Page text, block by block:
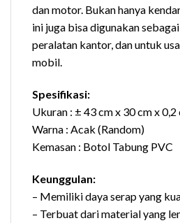
dan motor. Bukan hanya
ini juga bisa digunakan
peralatan kantor, dan untuk
mobil.
Spesifikasi:
Ukuran : ± 43 cm x 30 cm x 0,2
Warna : Acak (Random)
Kemasan : Botol Tabung PVC
Keunggulan:
– Memiliki daya serap yang
– Terbuat dari material yang